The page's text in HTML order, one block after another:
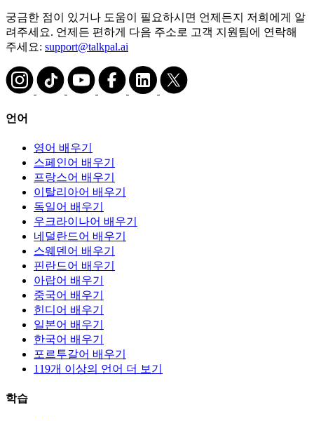
궁금한 점이 있거나 도움이 필요하시면 언제든지 저희에게 알
려주세요. 언제든 편하게 다음 주소로 고객 지원팀에 연락해
주세요: support@talkpal.ai
언어
영어 배우기
스페인어 배우기
프랑스어 배우기
이탈리아어 배우기
독일어 배우기
우크라이나어 배우기
네덜란드어 배우기
스웨덴어 배우기
핀란드어 배우기
아랍어 배우기
중국어 배우기
힌디어 배우기
일본어 배우기
한국어 배우기
포르투갈어 배우기
119개 이상의 언어 더 보기
학습